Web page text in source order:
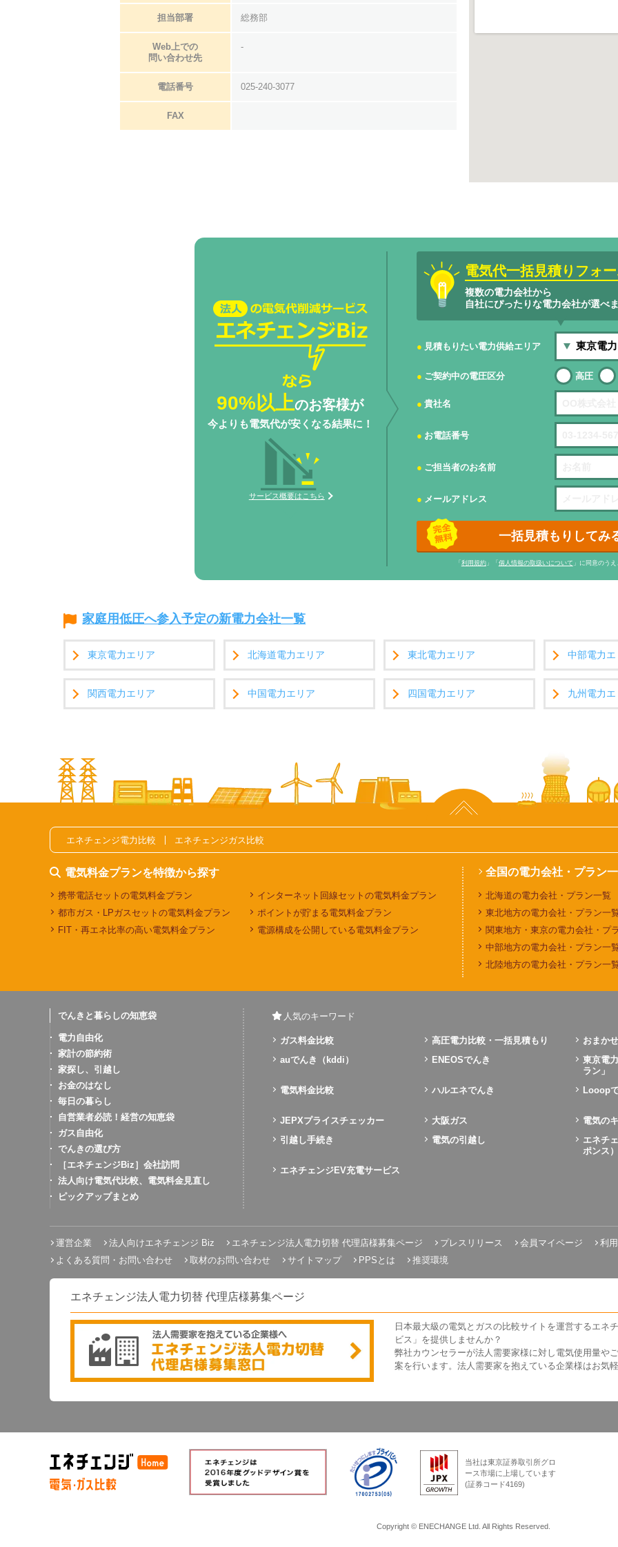
担当部署 総務部
Web上での
問い合わせ先
-
電話番号 025-240-3077
FAX
法人の電気代削減サービスエネ
チェンジBizなら
90%以上のお客様が
今よりも電気代が安くなる結果に！
サービス概要はこちら
電気代一括見積りフォ
複数の電力会社から
自社にぴったりな電力会社が選べ
見積もりたい電力供給エリア
ご契約中の電圧区分 高圧
貴社名
お電話番号
ご担当者のお名前
メールアドレス
一括見積もりしてみ
「 利用規約」「 個人情報の取扱いについて 」に同意のう
家庭用低圧へ参入予定の新電力会社一覧
東京電力エリア 北海道電力エリア 東北電力エリア 中部電力エ
関西電力エリア 中国電力エリア 四国電力エリア 九州電力エ
エネチェンジ電力比較 エネチェンジガス比較
電気料金プランを特徴から探す
携帯電話セットの電気料金プラン
インターネット回線セットの電気料金プラン
都市ガス・LPガスセットの電気料金プラン
ポイントが貯まる電気料金プラン
FIT・再エネ比率の高い電気料金プラン
電源構成を公開している電気料金プラン
全国の電力会社・プラン
北海道の電力会社・プラン一覧
東北地方の電力会社・プラン一
関東地方・東京の電力会社・プ
中部地方の電力会社・プラン一
北陸地方の電力会社・プラン一
でんきと暮らしの知恵袋
電力自由化
家計の節約術
家探し、引越し
お金のはなし
毎日の暮らし
自営業者必読！経営の知恵袋
ガス自由化
でんきの選び方
［エネチェンジBiz］会社訪問
法人向け電気代比較、電気料金見直し
ピックアップまとめ
人気のキーワード
ガス料金比較 高圧電力比較・一括見積もり
おまか
auでんき（kddi）
ENEOSでんき
東京電
ラン」
電気料金比較
ハルエネでんき Looop
JEPXプライスチェッカー 大阪ガス
電気の
引越し手続き
電気の引越し
エネチ
ポンス
エネチェンジEV充電サービス
運営企業 法人向けエネチェンジ Biz エネチェンジ法人電力切替 代理店様募集ページ プレスリリース 会員マイページ
利
よくある質問・お問い合わせ
取材のお問い合わせ サイトマップ PPSとは 推奨環境
エネチェンジ法人電力切替 代理店様募集ページ
日本最大級の電気とガスの比較サイトを運営するエネ
ビス」を提供しませんか？
弊社カウンセラーが法人需要家様に対し電気使用量や
案を行います。法人需要家を抱えている企業様はお気
当社は東京証券取引所グロ
ース市場に上場しています
(証券コード4169)
Copyright © ENECHANGE Ltd. All Rights Reserved.